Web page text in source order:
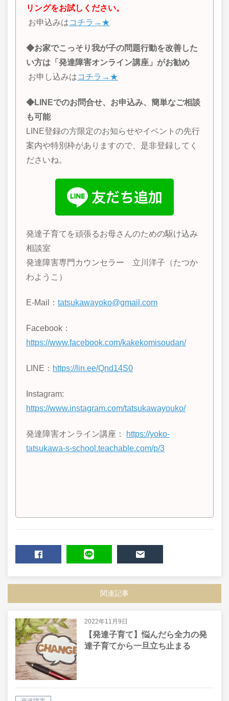
リングをお試しください。
お申込みはコチラ→★
◆お家でこっそり我が子の問題行動を改善した
い方は「発達障害オンライン講座」がお勧め
お申し込みはコチラ→★
◆LINEでのお問合せ、お申込み、簡単なご相談
も可能
LINE登録の方限定のお知らせやイベントの先行
案内や特別枠がありますので、是非登録してく
ださいね。
発達子育てを頑張るお母さんのための駆け込み
相談室
発達障害専門カウンセラー 立川洋子（たつか
わようこ）
E-Mail： tatsukawayoko@gmail.com
Facebook：
https://www.facebook.com/kakekomisoudan/
LINE ： https://lin.ee/Qnd14S0
Instagram:
https://www.instagram.com/tatsukawayouko/
発達障害オンライン講座：
https://yoko-
tatsukawa-s-school.teachable.com/p/3
関連記事
2022年11月9日
【発達子育て】悩んだら全力の発
達子育てから一旦立ち止まる